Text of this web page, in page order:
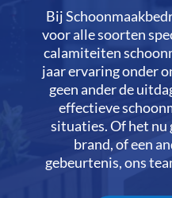
Bij
voor alle soorten
calamiteiten
jaar ervaring onder
geen ander de
effectieve
situaties.​ Of het nu
brand, of een
gebeurtenis, ons